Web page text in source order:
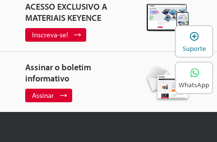
ACESSO EXCLUSIVO A
MATERIAIS KEYENCE
Inscreva-se!
Assinar o boletim
informativo
Assinar
Suporte
WhatsApp